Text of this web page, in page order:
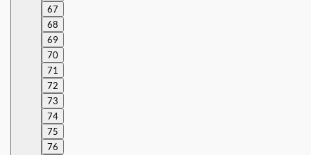
67
68
69
70
71
72
73
74
75
76